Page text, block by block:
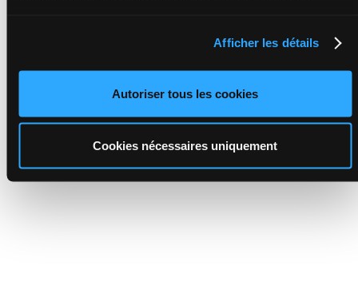
Afficher les détails
Autoriser tous les cookies
Cookies nécessaires uniquement